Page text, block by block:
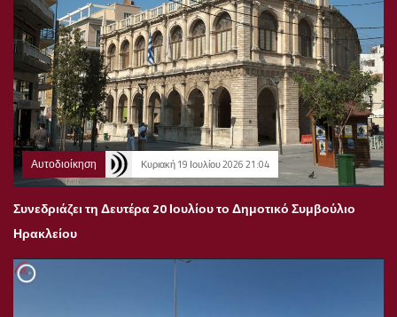
Αυτοδιοίκηση Κυριακή 19 Ιουλίου 2026 21:04
Συνεδριάζει τη Δευτέρα 20 Ιουλίου το Δημοτικό Συμβούλιο
Ηρακλείου